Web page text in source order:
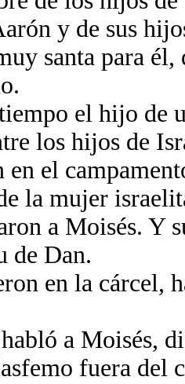
y de sus
santa para
el hijo de
los hijos de
en el
la mujer
a Moisés. Y
de Dan.
en la cárcel,
a Moisés,
fuera del